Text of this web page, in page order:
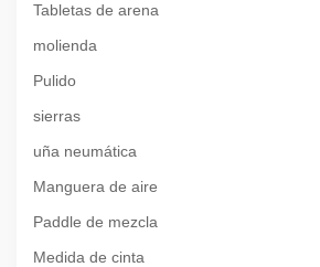
Tabletas de arena
molienda
Pulido
sierras
uña neumática
Manguera de aire
Paddle de mezcla
Medida de cinta